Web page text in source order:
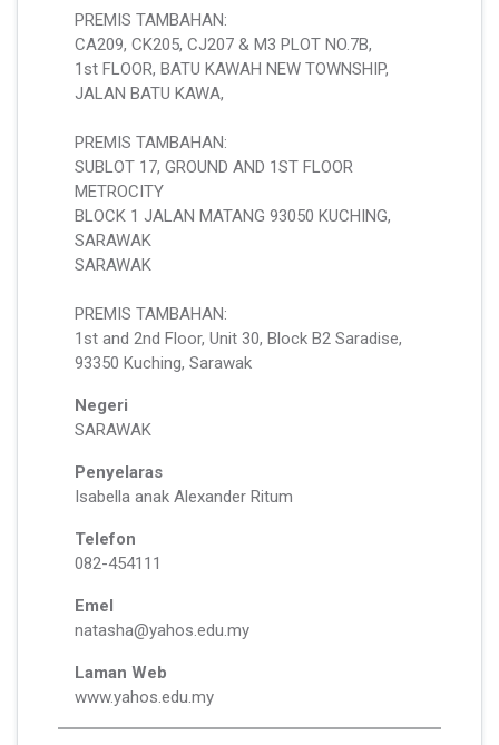
PREMIS TAMBAHAN:
CA209, CK205, CJ207 & M3 PLOT NO.7B,
1st FLOOR, BATU KAWAH NEW TOWNSHIP,
JALAN BATU KAWA,
PREMIS TAMBAHAN:
SUBLOT 17, GROUND AND 1ST FLOOR
METROCITY
BLOCK 1 JALAN MATANG 93050 KUCHING,
SARAWAK
SARAWAK
PREMIS TAMBAHAN:
1st and 2nd Floor, Unit 30, Block B2 Saradise,
93350 Kuching, Sarawak
Negeri
SARAWAK
Penyelaras
Isabella anak Alexander Ritum
Telefon
082-454111
Emel
natasha@yahos.edu.my
Laman Web
www.yahos.edu.my